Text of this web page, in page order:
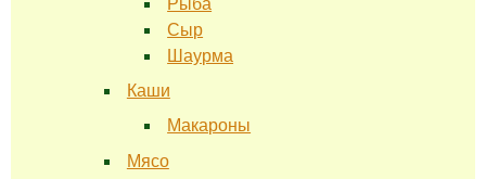
Рыба
Сыр
Шаурма
Каши
Макароны
Мясо